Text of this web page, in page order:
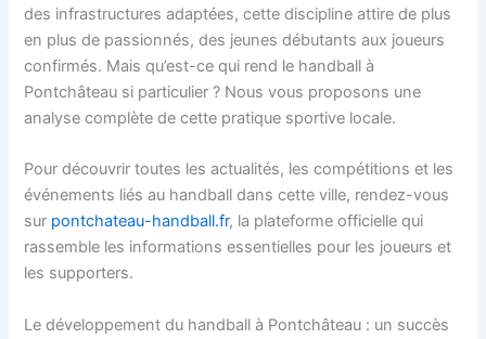
des infrastructures adaptées, cette discipline attire de plus
en plus de passionnés, des jeunes débutants aux joueurs
confirmés. Mais qu’est-ce qui rend le handball à
Pontchâteau si particulier ? Nous vous proposons une
analyse complète de cette pratique sportive locale.
Pour découvrir toutes les actualités, les compétitions et les
événements liés au handball dans cette ville, rendez-vous
sur pontchateau-handball.fr, la plateforme officielle qui
rassemble les informations essentielles pour les joueurs et
les supporters.
Le développement du handball à Pontchâteau : un succès